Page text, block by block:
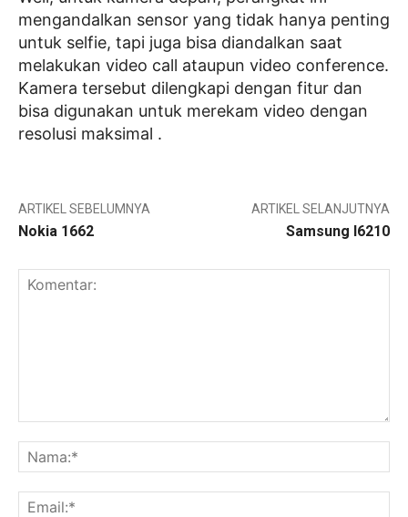
mengandalkan sensor yang tidak hanya penting
untuk selfie, tapi juga bisa diandalkan saat
melakukan video call ataupun video conference.
Kamera tersebut dilengkapi dengan fitur dan
bisa digunakan untuk merekam video dengan
resolusi maksimal .
ARTIKEL SEBELUMNYA
Nokia 1662
ARTIKEL SELANJUTNYA
Samsung I6210